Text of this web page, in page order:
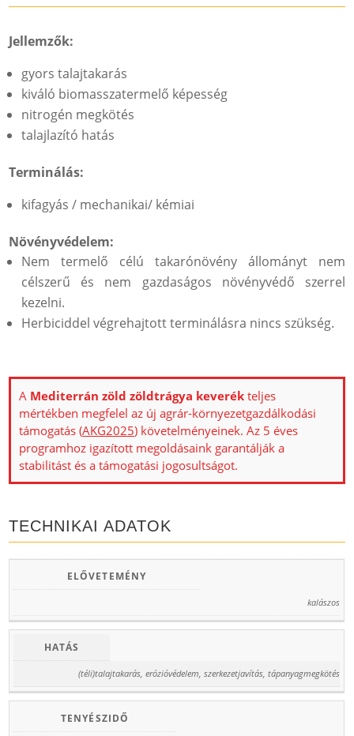
Jellemzők:
gyors talajtakarás
kiváló biomasszatermelő képesség
nitrogén megkötés
talajlazító hatás
Terminálás:
kifagyás / mechanikai/ kémiai
Növényvédelem:
Nem termelő célú takarónövény állományt nem
célszerű és nem gazdaságos növényvédő szerrel
kezelni.
Herbiciddel végrehajtott terminálásra nincs szükség.
A Mediterrán zöld zöldtrágya keverék teljes
mértékben megfelel az új agrár-környezetgazdálkodási
támogatás (AKG2025) követelményeinek. Az 5 éves
programhoz igazított megoldásaink garantálják a
stabilitást és a támogatási jogosultságot.
TECHNIKAI ADATOK
ELŐVETEMÉNY
kalászos
HATÁS
(téli)talajtakarás, erózióvédelem, szerkezetjavítás, tápanyagmegkötés
TENYÉSZIDŐ